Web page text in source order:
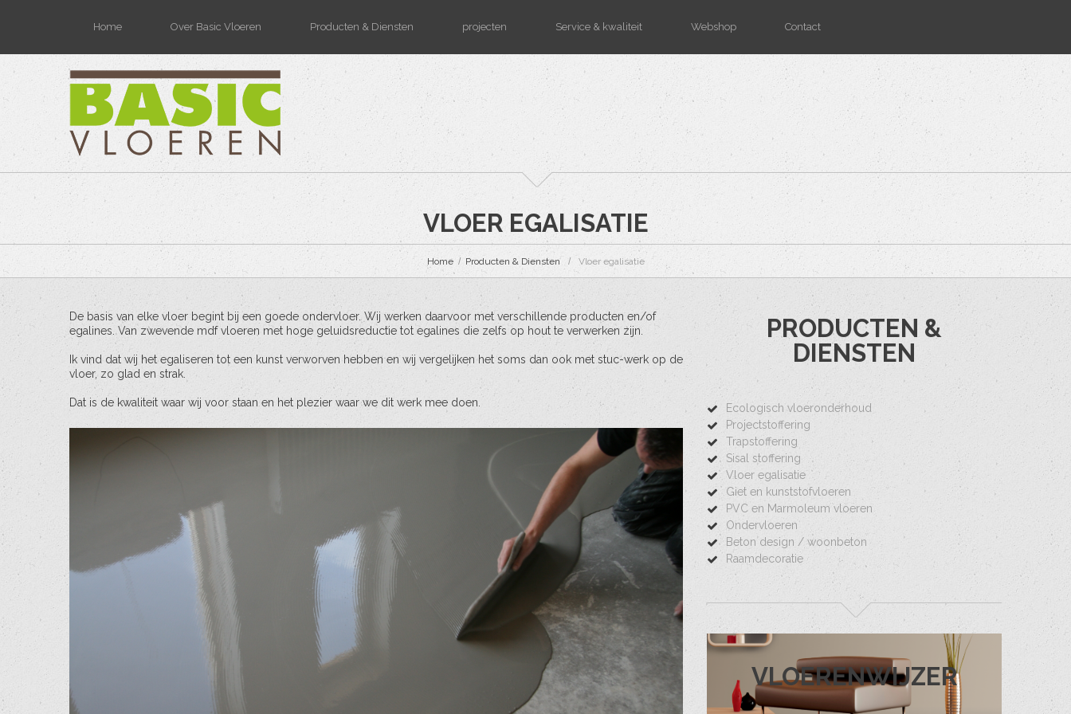
Home Over Basic Vloeren Producten & Diensten projecten Service & kwaliteit Webshop Contact
VLOER EGALISATIE
Home Producten & Diensten Vloer egalisatie
De basis van elke vloer begint bij een goede ondervloer. Wij werken daarvoor met verschillende producten en/of
egalines. Van zwevende mdf vloeren met hoge geluidsreductie tot egalines die zelfs op hout te verwerken zijn.
Ik vind dat wij het egaliseren tot een kunst verworven hebben en wij vergelijken het soms dan ook met stuc-werk op de
vloer, zo glad en strak.
Dat is de kwaliteit waar wij voor staan en het plezier waar we dit werk mee doen.
PRODUCTEN &
DIENSTEN
Ecologisch vloeronderhoud
Projectstoffering
Trapstoffering
Sisal stoffering
Vloer egalisatie
Giet en kunststofvloeren
PVC en Marmoleum vloeren
Ondervloeren
Beton design / woonbeton
Raamdecoratie
VLOERENWIJZER